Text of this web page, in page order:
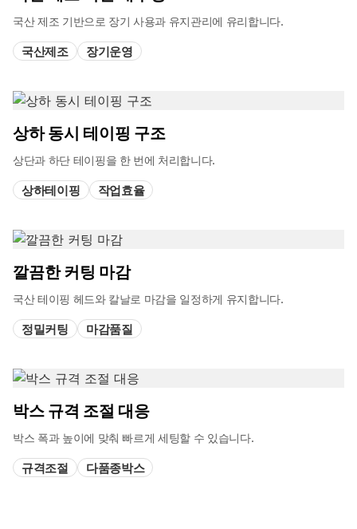
국산 제조 기반으로 장기 사용과 유지관리에 유리합니다.
국산제조 장기운영
상하 동시 테이핑 구조
상단과 하단 테이핑을 한 번에 처리합니다.
상하테이핑 작업효율
깔끔한 커팅 마감
국산 테이핑 헤드와 칼날로 마감을 일정하게 유지합니다.
정밀커팅 마감품질
박스 규격 조절 대응
박스 폭과 높이에 맞춰 빠르게 세팅할 수 있습니다.
규격조절 다품종박스